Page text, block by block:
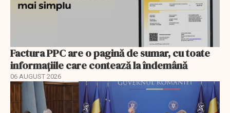
Factura PPC are o pagină de sumar, cu toate
informațiile care contează la îndemână
06 AUGUST 2026